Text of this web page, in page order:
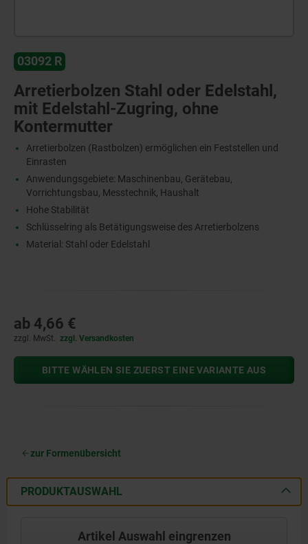
03092 R
Arretierbolzen Stahl oder Edelstahl,
mit Edelstahl-Zugring, ohne
Kontermutter
Arretierbolzen (Rastbolzen) ermöglichen ein Feststellen und
Einrasten
Anwendungsgebiete: Maschinenbau, Gerätebau,
Vorrichtungsbau, Messtechnik, Haushalt
Hohe Stabilität
Schlüsselring als Betätigungsweise des Arretierbolzens
Material: Stahl oder Edelstahl
ab 4,66 €
zzgl. MwSt. zzgl. Versandkosten
BITTE WÄHLEN SIE ZUERST EINE VARIANTE AUS
zur Formenübersicht
PRODUKTAUSWAHL
Artikel Auswahl eingrenzen